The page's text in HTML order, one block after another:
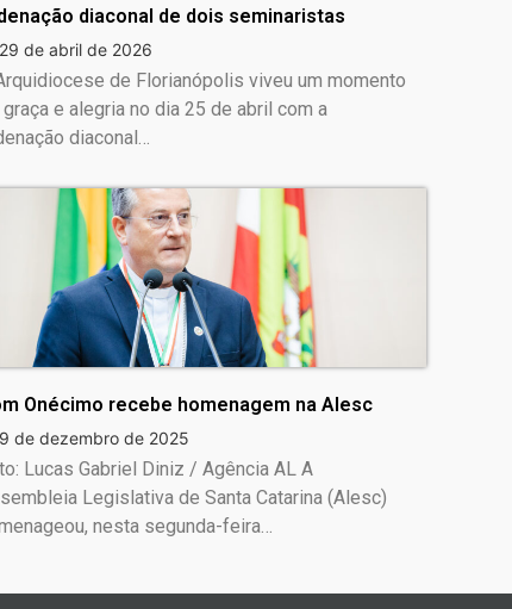
diaconal de dois seminaristas
29 de abril de 2026
de Florianópolis viveu um momento
e alegria no dia 25 de abril com a
diaconal…
Onécimo recebe homenagem na Alesc
9 de dezembro de 2025
Lucas Gabriel Diniz / Agência AL A
Legislativa de Santa Catarina (Alesc)
nesta segunda-feira…